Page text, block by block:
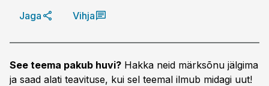
Jaga Vihja
See teema pakub huvi? Hakka neid märksõnu jälgima
ja saad alati teavituse, kui sel teemal ilmub midagi uut!